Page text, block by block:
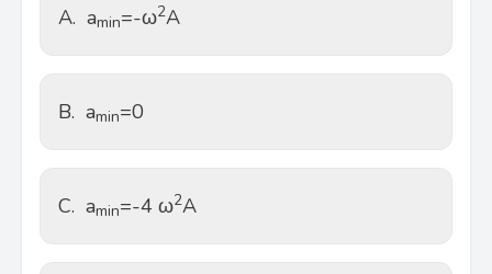
A. amin=-ω2A
B. amin=0
C. amin=-4 ω2A